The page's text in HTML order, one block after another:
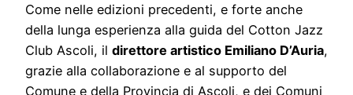
Come nelle edizioni precedenti, e forte anche
della lunga esperienza alla guida del Cotton Jazz
Club Ascoli, il direttore artistico Emiliano D’Auria,
grazie alla collaborazione e al supporto del
Comune e della Provincia di Ascoli, e dei Comuni